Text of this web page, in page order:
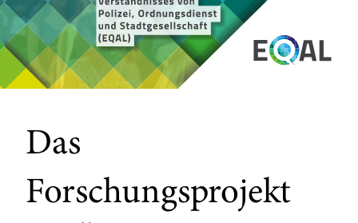
Das
Forschungsprojekt